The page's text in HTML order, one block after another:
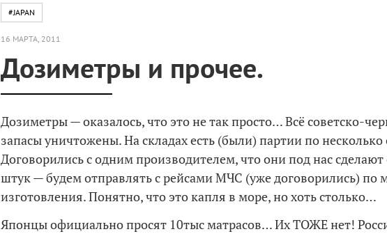
#JAPAN
16 МАРТА, 2011
Дозиметры и прочее.
Дозиметры — оказалось, что это не так просто… Всё советско-
запасы уничтожены. На складах есть (были) партии по несколько
Договорились с одним производителем, что они под нас
штук — будем отправлять с рейсами МЧС (уже договорились) по
изготовления. Понятно, что это капля в море, но хоть столько…
Японцы официально просят 10тыс матрасов… Их ТОЖЕ нет!